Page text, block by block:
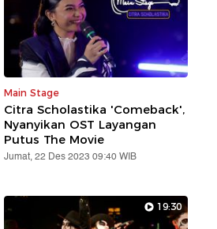
Main Stage
Citra Scholastika 'Comeback',
Nyanyikan OST Layangan
Putus The Movie
Jumat, 22 Des 2023 09:40 WIB
19:30